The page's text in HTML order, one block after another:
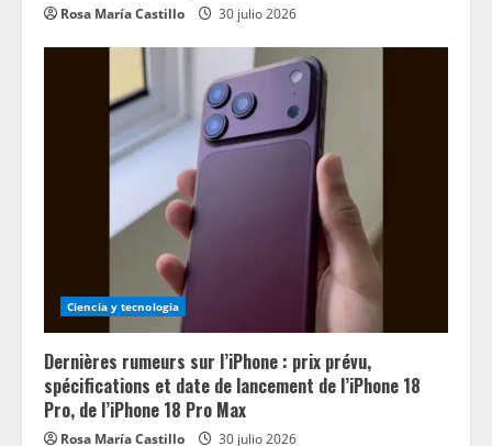
Rosa María Castillo 30 julio 2026
Ciencia y tecnologia
Dernières rumeurs sur l’iPhone : prix prévu,
spécifications et date de lancement de l’iPhone 18
Pro, de l’iPhone 18 Pro Max
Rosa María Castillo 30 julio 2026